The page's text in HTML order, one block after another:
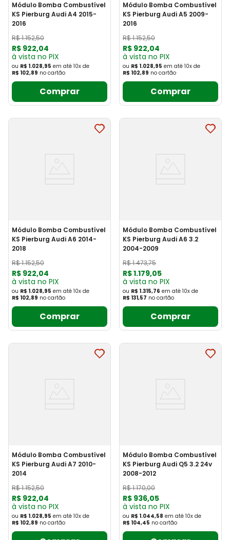
Módulo Bomba Combustível
KS Pierburg Audi A4 2015-
2016
R$1.152,50
R$ 922,04
à vista no PIX
ou R$ 1.028,95 em até 10x de
R$ 102,89 no cartão
Comprar
Módulo Bomba Combustível
KS Pierburg Audi A5 2009-
2016
R$1.152,50
R$ 922,04
à vista no PIX
ou R$ 1.028,95 em até 10x de
R$ 102,89 no cartão
Comprar
Módulo Bomba Combustível
KS Pierburg Audi A6 2014-
2018
R$1.152,50
R$ 922,04
à vista no PIX
ou R$ 1.028,95 em até 10x de
R$ 102,89 no cartão
Comprar
Módulo Bomba Combustível
KS Pierburg Audi A6 3.2
2004-2009
R$1.473,75
R$1.179,05
à vista no PIX
ou R$ 1.315,76 em até 10x de
R$ 131,57 no cartão
Comprar
Módulo Bomba Combustível
KS Pierburg Audi A7 2010-
2014
R$1.152,50
R$ 922,04
à vista no PIX
ou R$ 1.028,95 em até 10x de
R$ 102,89 no cartão
Módulo Bomba Combustível
KS Pierburg Audi Q5 3.2 24v
2008-2012
R$1.170,00
R$ 936,05
à vista no PIX
ou R$ 1.044,58 em até 10x de
R$ 104,45 no cartão